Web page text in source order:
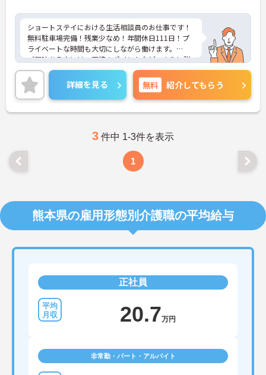
ショートステイにおける生活相談員のお仕事です！
無料駐車場完備！残業少なめ！年間休日111日！プ
ライベートな時間も大切にしながら働けます。
ご興味ある方には、面接のポイントなど、さらに詳
細をお話致しますのでお気軽にご相談ください。
詳細を見る 無料 紹介してもらう
3 件中 1-3件を表示
1
熊本県の雇用形態別介護職の平均給与
正社員
20.7万円
非常勤・パート・アルバイト